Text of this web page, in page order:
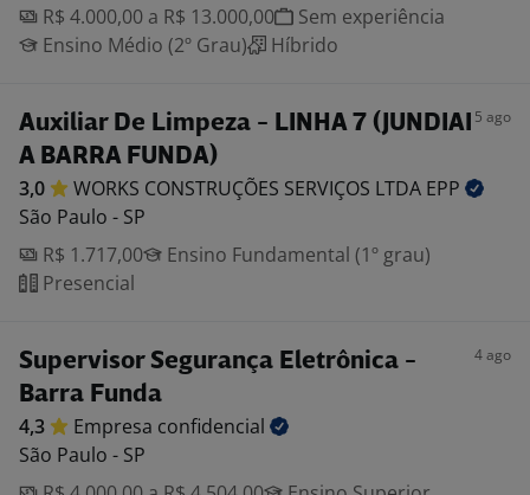
R$ 4.000,00 a R$ 13.000,00
Sem experiência
Ensino Médio (2º Grau)
Híbrido
Auxiliar De Limpeza - LINHA 7 (JUNDIAI
A BARRA FUNDA)
5 ago
3,0 WORKS CONSTRUÇÕES SERVIÇOS LTDA EPP
São Paulo - SP
R$ 1.717,00
Ensino Fundamental (1º grau)
Presencial
Supervisor Segurança Eletrônica -
Barra Funda
4 ago
4,3 Empresa confidencial
São Paulo - SP